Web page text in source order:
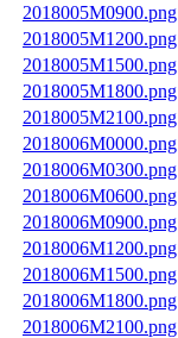
2018005M0900.png
2018005M1200.png
2018005M1500.png
2018005M1800.png
2018005M2100.png
2018006M0000.png
2018006M0300.png
2018006M0600.png
2018006M0900.png
2018006M1200.png
2018006M1500.png
2018006M1800.png
2018006M2100.png